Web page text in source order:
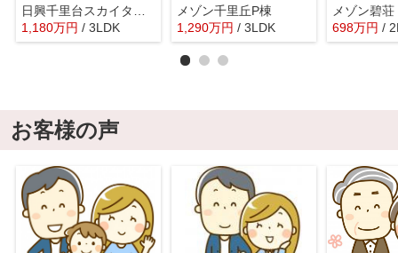
1,180万円 / 3LDK
メゾン千里丘P棟
1,290万円 / 3LDK
メゾン碧荘
698万円 /
お客様の声